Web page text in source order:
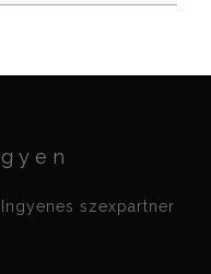
szexpartner